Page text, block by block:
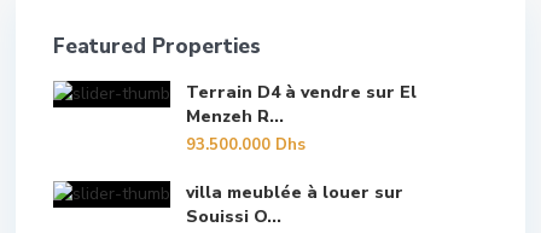
Featured Properties
Terrain D4 à vendre sur El
Menzeh R...
93.500.000 Dhs
villa meublée à louer sur
Souissi O...